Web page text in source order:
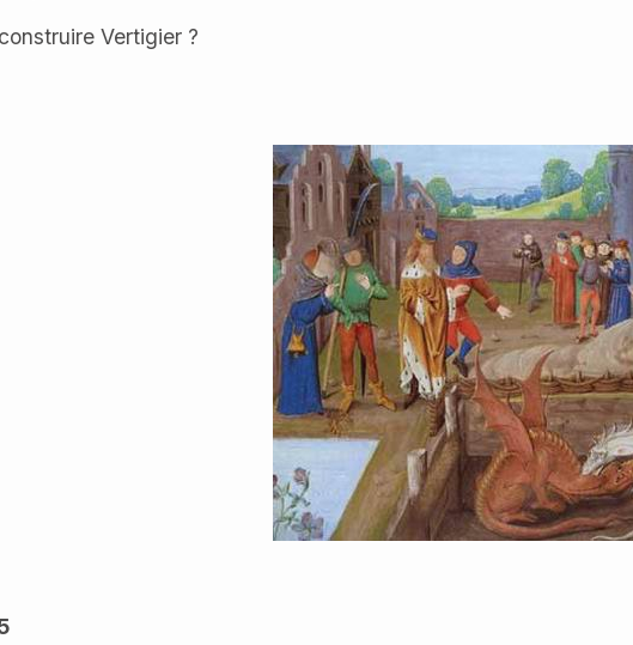
Vertigier ?